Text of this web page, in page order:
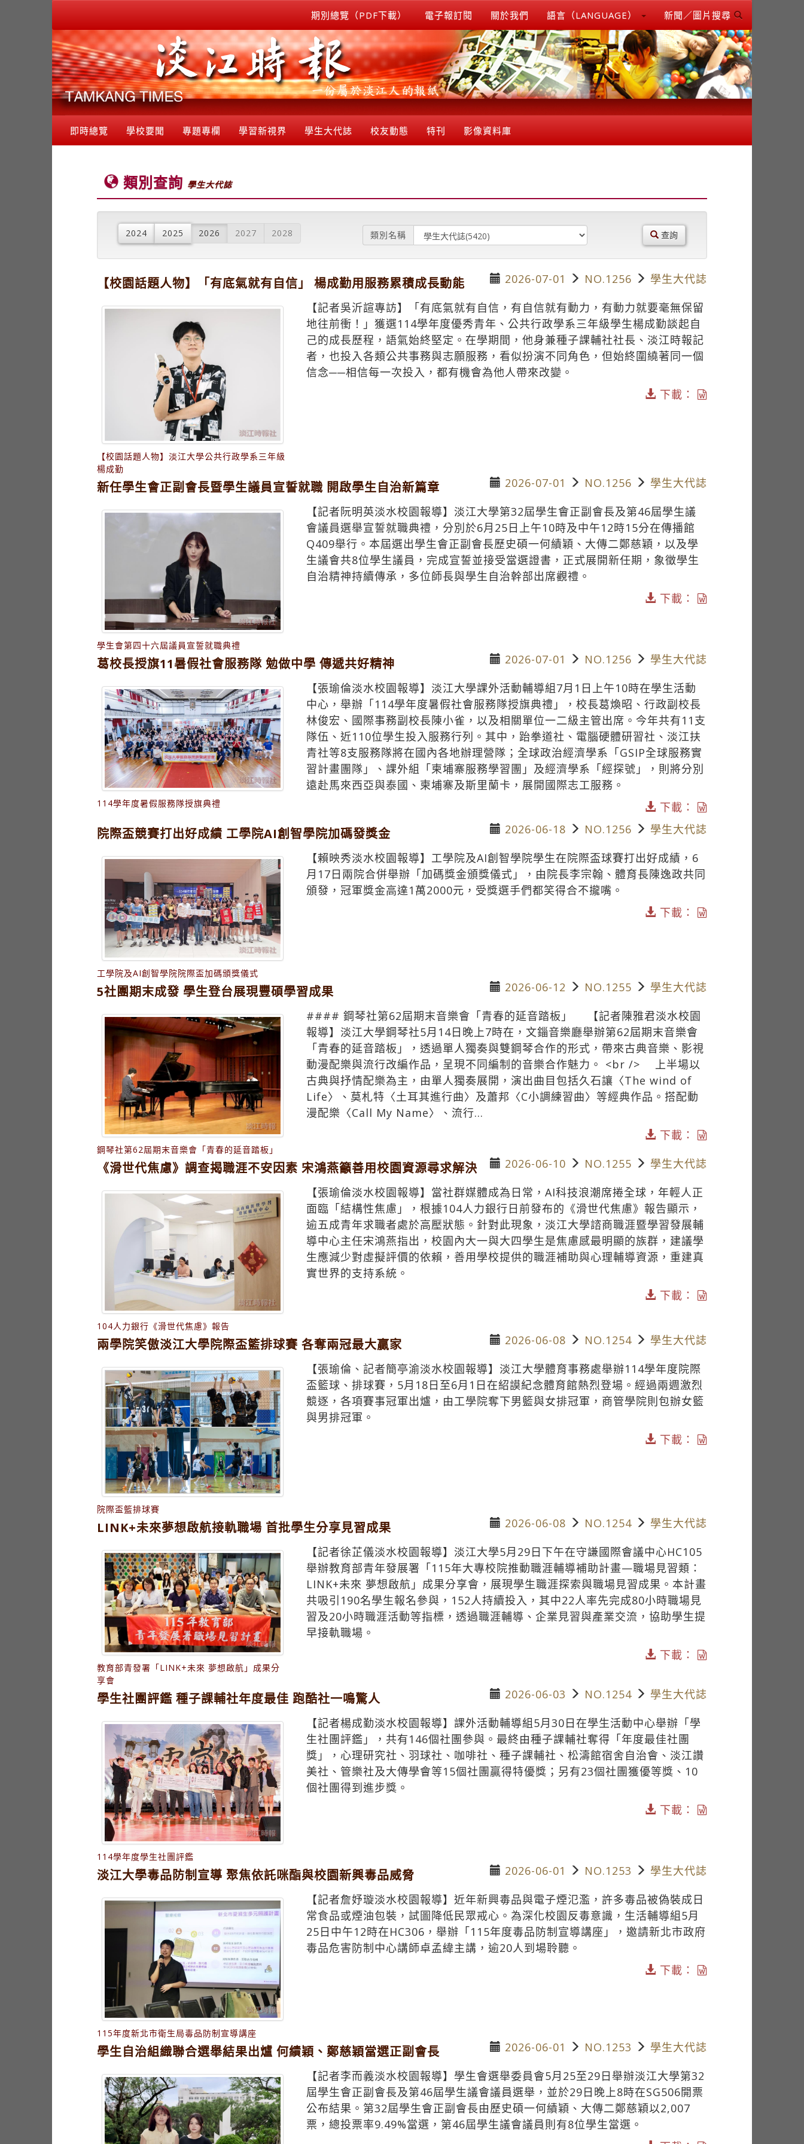
期別總覽（PDF下載） 電子報訂閱 關於我們 語言（LANGUAGE） 新聞／圖片搜尋
即時總覽 學校要聞 專題專欄 學習新視界 學生大代誌 校友動態 特刊 影像資料庫
類別查詢 學生大代誌
2024 2025 2026 2027 2028 類別名稱 查詢
【校園話題人物】「有底氣就有自信」 楊成勤用服務累積成長動能 2026-07-01 NO.1256 學生大代誌
【校園話題人物】淡江大學公共行政學系三年級
楊成勤
【記者吳沂諠專訪】「有底氣就有自信，有自信就有動力，有動力就要毫無保留
地往前衝！」獲選114學年度優秀青年、公共行政學系三年級學生楊成勤談起自
己的成長歷程，語氣始終堅定。在學期間，他身兼種子課輔社社長、淡江時報記
者，也投入各類公共事務與志願服務，看似扮演不同角色，但始終圍繞著同一個
信念──相信每一次投入，都有機會為他人帶來改變。
下載：
新任學生會正副會長暨學生議員宣誓就職 開啟學生自治新篇章 2026-07-01 NO.1256 學生大代誌
學生會第四十六屆議員宣誓就職典禮
【記者阮明英淡水校園報導】淡江大學第32屆學生會正副會長及第46屆學生議
會議員選舉宣誓就職典禮，分別於6月25日上午10時及中午12時15分在傳播館
Q409舉行。本屆選出學生會正副會長歷史碩一何績穎、大傳二鄭慈穎，以及學
生議會共8位學生議員，完成宣誓並接受當選證書，正式展開新任期，象徵學生
自治精神持續傳承，多位師長與學生自治幹部出席觀禮。
下載：
葛校長授旗11暑假社會服務隊 勉做中學 傳遞共好精神 2026-07-01 NO.1256 學生大代誌
114學年度暑假服務隊授旗典禮
【張瑜倫淡水校園報導】淡江大學課外活動輔導組7月1日上午10時在學生活動
中心，舉辦「114學年度暑假社會服務隊授旗典禮」，校長葛煥昭、行政副校長
林俊宏、國際事務副校長陳小雀，以及相關單位一二級主管出席。今年共有11支
隊伍、近110位學生投入服務行列。其中，跆拳道社、電腦硬體研習社、淡江扶
青社等8支服務隊將在國內各地辦理營隊；全球政治經濟學系「GSIP全球服務實
習計畫團隊」、課外組「柬埔寨服務學習團」及經濟學系「經探號」，則將分別
遠赴馬來西亞與泰國、柬埔寨及斯里蘭卡，展開國際志工服務。
下載：
院際盃競賽打出好成績 工學院AI創智學院加碼發獎金 2026-06-18 NO.1256 學生大代誌
工學院及AI創智學院院際盃加碼頒獎儀式
【賴映秀淡水校園報導】工學院及AI創智學院學生在院際盃球賽打出好成績，6
月17日兩院合併舉辦「加碼獎金頒獎儀式」，由院長李宗翰、體育長陳逸政共同
頒發，冠軍獎金高達1萬2000元，受獎選手們都笑得合不攏嘴。
下載：
5社團期末成發 學生登台展現豐碩學習成果 2026-06-12 NO.1255 學生大代誌
鋼琴社第62屆期末音樂會「青春的延音踏板」
#### 鋼琴社第62屆期末音樂會「青春的延音踏板」 【記者陳雅君淡水校園
報導】淡江大學鋼琴社5月14日晚上7時在，文錙音樂廳舉辦第62屆期末音樂會
「青春的延音踏板」，透過單人獨奏與雙鋼琴合作的形式，帶來古典音樂、影視
動漫配樂與流行改編作品，呈現不同編制的音樂合作魅力。 <br /> 上半場以
古典與抒情配樂為主，由單人獨奏展開，演出曲目包括久石讓〈The wind of
Life〉、莫札特〈土耳其進行曲〉及蕭邦〈C小調練習曲〉等經典作品。搭配動
漫配樂〈Call My Name〉、流行...
下載：
《滑世代焦慮》調查揭職涯不安因素 宋鴻燕籲善用校園資源尋求解決 2026-06-10 NO.1255 學生大代誌
104人力銀行《滑世代焦慮》報告
【張瑜倫淡水校園報導】當社群媒體成為日常，AI科技浪潮席捲全球，年輕人正
面臨「結構性焦慮」，根據104人力銀行日前發布的《滑世代焦慮》報告顯示，
逾五成青年求職者處於高壓狀態。針對此現象，淡江大學諮商職涯暨學習發展輔
導中心主任宋鴻燕指出，校園內大一與大四學生是焦慮感最明顯的族群，建議學
生應減少對虛擬評價的依賴，善用學校提供的職涯補助與心理輔導資源，重建真
實世界的支持系統。
下載：
兩學院笑傲淡江大學院際盃籃排球賽 各奪兩冠最大贏家 2026-06-08 NO.1254 學生大代誌
院際盃籃排球賽
【張瑜倫、記者簡亭渝淡水校園報導】淡江大學體育事務處舉辦114學年度院際
盃籃球、排球賽，5月18日至6月1日在紹謨紀念體育館熱烈登場。經過兩週激烈
競逐，各項賽事冠軍出爐，由工學院奪下男籃與女排冠軍，商管學院則包辦女籃
與男排冠軍。
下載：
LINK+未來夢想啟航接軌職場 首批學生分享見習成果 2026-06-08 NO.1254 學生大代誌
教育部青發署「LINK+未來 夢想啟航」成果分
享會
【記者徐芷儀淡水校園報導】淡江大學5月29日下午在守謙國際會議中心HC105
舉辦教育部青年發展署「115年大專校院推動職涯輔導補助計畫—職場見習類：
LINK+未來 夢想啟航」成果分享會，展現學生職涯探索與職場見習成果。本計畫
共吸引190名學生報名參與，152人持續投入，其中22人率先完成80小時職場見
習及20小時職涯活動等指標，透過職涯輔導、企業見習與產業交流，協助學生提
早接軌職場。
下載：
學生社團評鑑 種子課輔社年度最佳 跑酷社一鳴驚人 2026-06-03 NO.1254 學生大代誌
114學年度學生社團評鑑
【記者楊成勤淡水校園報導】課外活動輔導組5月30日在學生活動中心舉辦「學
生社團評鑑」，共有146個社團參與。最終由種子課輔社奪得「年度最佳社團
獎」，心理研究社、羽球社、咖啡社、種子課輔社、松濤館宿舍自治會、淡江讚
美社、管樂社及大傳學會等15個社團贏得特優獎；另有23個社團獲優等獎、10
個社團得到進步獎。
下載：
淡江大學毒品防制宣導 聚焦依託咪酯與校園新興毒品威脅 2026-06-01 NO.1253 學生大代誌
115年度新北市衛生局毒品防制宣導講座
【記者詹妤璇淡水校園報導】近年新興毒品與電子煙氾濫，許多毒品被偽裝成日
常食品或煙油包裝，試圖降低民眾戒心。為深化校園反毒意識，生活輔導組5月
25日中午12時在HC306，舉辦「115年度毒品防制宣導講座」，邀請新北市政府
毒品危害防制中心講師卓孟緯主講，逾20人到場聆聽。
下載：
學生自治組織聯合選舉結果出爐 何績穎、鄭慈穎當選正副會長 2026-06-01 NO.1253
學生大代誌
【記者李而義淡水校園報導】學生會選舉委員會5月25至29日舉辦淡江大學第32
屆學生會正副會長及第46屆學生議會議員選舉，並於29日晚上8時在SG506開票
公布結果。第32屆學生會正副會長由歷史碩一何績穎、大傳二鄭慈穎以2,007
票，總投票率9.49%當選，第46屆學生議會議員則有8位學生當選。